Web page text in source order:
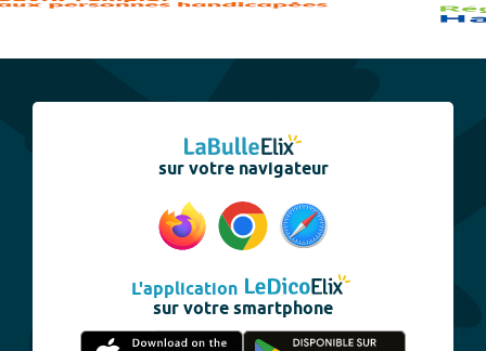
sur votre navigateur
L'application
sur votre smartphone